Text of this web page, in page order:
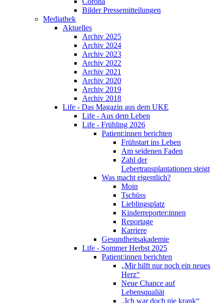
Bilder Pressemitteilungen
Mediathek
Aktuelles
Archiv 2025
Archiv 2024
Archiv 2023
Archiv 2022
Archiv 2021
Archiv 2020
Archiv 2019
Archiv 2018
Life - Das Magazin aus dem UKE
Life - Aus dem Leben
Life - Frühling 2026
Patient:innen berichten
Frühstart ins Leben
Am seidenen Faden
Zahl der
Lebertransplantationen steigt
Was macht eigentlich?
Moin
Tschüss
Lieblingsplatz
Kinderreporter:innen
Reportage
Karriere
Gesundheitsakademie
Life - Sommer Herbst 2025
Patient:innen berichten
„Mir hilft nur noch ein neues
Herz“
Neue Chance auf
Lebensqualiät
„Ich war doch nie krank“